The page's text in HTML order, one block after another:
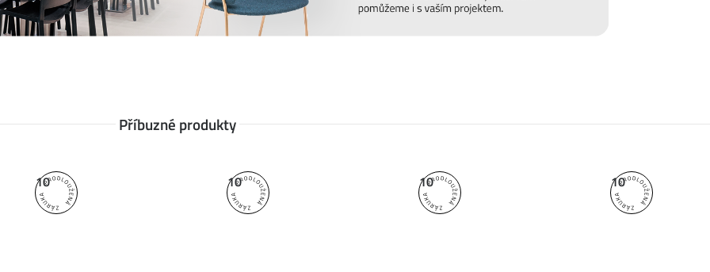
Příbuzné produkty
10 10 10 10